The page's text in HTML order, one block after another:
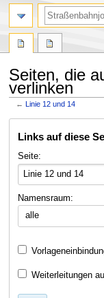
Seiten, die
verlinken
←Linie 12 und 14
Navigation
Suche
Links auf diese
Seite:
Namensraum:
alle
Weiterleitungen
Suche